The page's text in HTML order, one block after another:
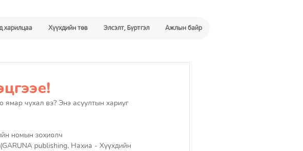
харилцаа Хүүхдийн төв Элсэлт, Бүртгэл Ажлын байр
ямар чухал вэ? Энэ асуултын хариуг
номын зохиолч
publishing, Нахиа - Хүүхдийн